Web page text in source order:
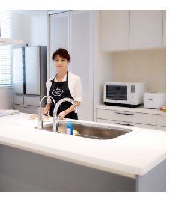
所を使えるハイブリッドコンロも一
家族の時、大人数の時、と臨機応変
てくれそうです。
ン東京に展示されている「セントロ
突板の扉もとても魅力的ですが、先
ンタウン名古屋の「セントロキッチ
ーフにした手塗り扉には目を奪われ
た。